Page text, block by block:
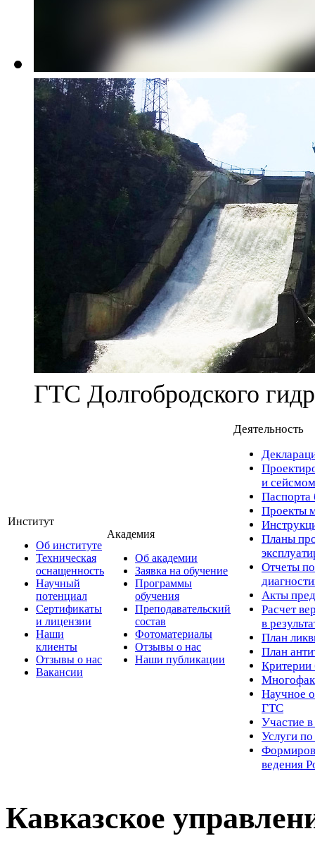
ГТС Долгобродского
Институт
Об институте
Техническая
оснащенность
Научный
потенциал
Сертификаты
и лицензии
Наши
клиенты
Отзывы о нас
Вакансии
Академия
Об академии
Заявка на обучение
Программы
обучения
Преподавательский
состав
Фотоматериалы
Отзывы о нас
Наши публикации
Деятельность
и
Паспорта
Проекты
Планы
Отчеты по
Акты
Расчет
в
План
План
Критерии
Научное
ГТС
Участие
Услуги
ведения
Кавказское